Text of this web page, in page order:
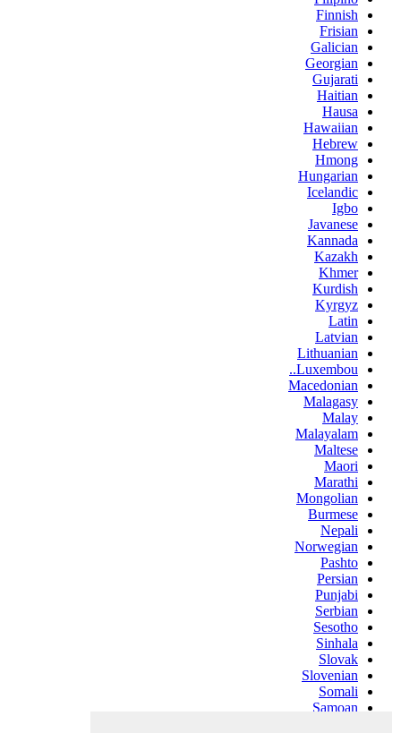
Finnish
Frisian
Galician
Georgian
Gujarati
Haitian
Hausa
Hawaiian
Hebrew
Hmong
Hungarian
Icelandic
Igbo
Javanese
Kannada
Kazakh
Khmer
Kurdish
Kyrgyz
Latin
Latvian
Lithuanian
Luxembou..
Macedonian
Malagasy
Malay
Malayalam
Maltese
Maori
Marathi
Mongolian
Burmese
Nepali
Norwegian
Pashto
Persian
Punjabi
Serbian
Sesotho
Sinhala
Slovak
Slovenian
Somali
Samoan